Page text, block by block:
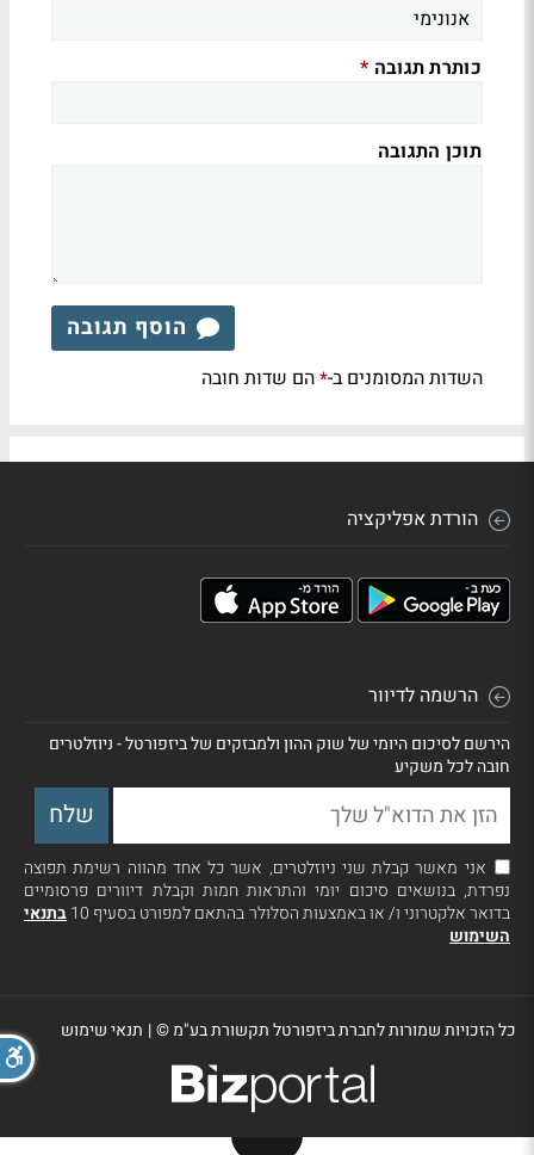
כותרת תגובה *
תוכן התגובה
הוסף תגובה
השדות המסומנים ב-*הם שדות חובה
הורדת אפליקציה
הרשמה לדיוור
הירשם לסיכום היומי של שוק ההון ולמבזקים של ביזפורטל - ניוזלטרים
חובה לכל משקיע
אני מאשר קבלת שני ניוזלטרים, אשר כל אחד מהווה רשימת תפוצה
נפרדת, בנושאים סיכום יומי והתראות חמות וקבלת דיוורים פרסומיים
בדואר אלקטרוני ו/ או באמצעות הסלולר בהתאם למפורט בסעיף 10
בתנאי
השימוש
כל הזכויות שמורות לחברת ביזפורטל תקשורת בע"מ ©| תנאי שימוש